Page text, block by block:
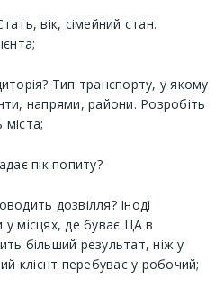
вік, сімейний стан.
Тип транспорту, у якому
напрями, райони. Розробіть
пік попиту?
дозвілля? Іноді
місцях, де буває ЦА в
більший результат, ніж у
клієнт перебуває у робочий;